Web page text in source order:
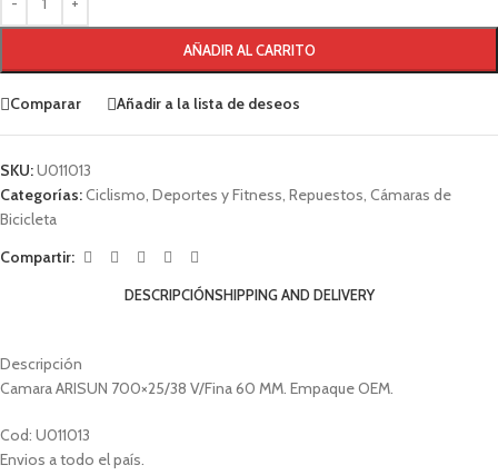
AÑADIR AL CARRITO
Comparar Añadir a la lista de deseos
SKU:U011013
Categorías:Ciclismo Deportes y Fitness Repuestos Cámaras de
Bicicleta
Compartir:
DESCRIPCIÓNSHIPPING AND DELIVERY
Descripción
Camara ARISUN 700×25/38 V/Fina 60 MM. Empaque OEM.
Cod: U011013
Envios a todo el país.